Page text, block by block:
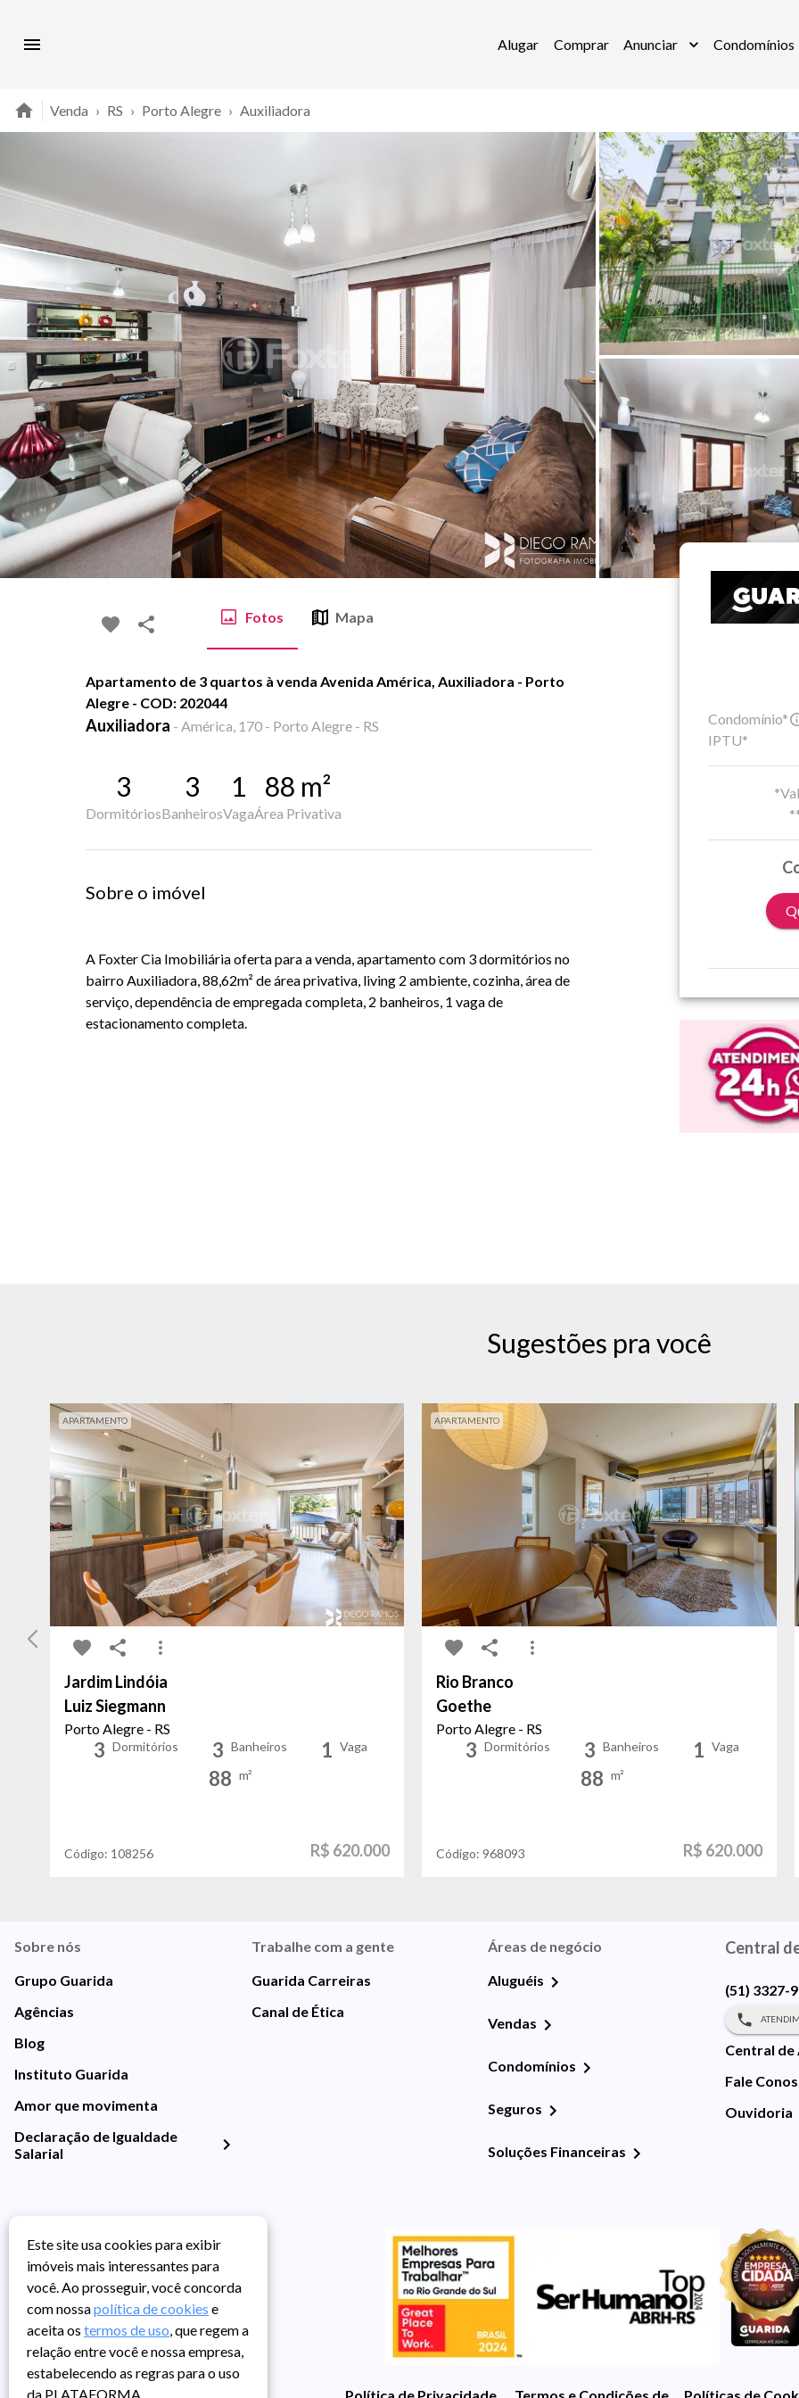
Alugar Comprar Anunciar Condomínios
Venda › RS › Porto Alegre › Auxiliadora
Fotos Mapa
Apartamento de 3 quartos à venda Avenida América, Auxiliadora - Porto
Alegre - COD: 202044
Auxiliadora - América, 170 - Porto Alegre - RS
3
Dormitórios
3
Banheiros
1
Vaga
88 m²
Área Privativa
Sobre o imóvel
A Foxter Cia Imobiliária oferta para a venda, apartamento com 3 dormitórios no
bairro Auxiliadora, 88,62m² de área privativa, living 2 ambiente, cozinha, área de
serviço, dependência de empregada completa, 2 banheiros, 1 vaga de
estacionamento completa.
Condomínio*
IPTU*
Sugestões pra você
APARTAMENTO
Jardim Lindóia
Luiz Siegmann
Porto Alegre - RS
3 Dormitórios 3 Banheiros 1 Vaga
88 m²
Código: 108256 R$ 620.000
APARTAMENTO
Rio Branco
Goethe
Porto Alegre - RS
3 Dormitórios 3 Banheiros 1 Vaga
88 m²
Código:968093 R$ 620.000
Sobre nós
Grupo Guarida
Agências
Blog
Instituto Guarida
Amor que movimenta
Declaração de Igualdade
Salarial
Trabalhe com a gente
Guarida Carreiras
Canal de Ética
Áreas de negócio
Aluguéis
Vendas
Condomínios
Seguros
Soluções Financeiras
Central
(51) 3327-
Central de
Fale
Ouvidoria
Política de Privacidade Termos e Condições de UsoPolíticas de
Este site usa cookies para exibir
imóveis mais interessantes para
você. Ao prosseguir, você concorda
com nossapolítica de cookies e
aceita os termos de uso, que regem a
relação entre você e nossa empresa,
estabelecendo as regras para o uso
da PLATAFORMA.